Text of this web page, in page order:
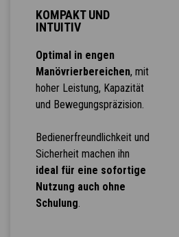
KOMPAKT UND
INTUITIV
Optimal in engen
Manövrierbereichen, mit
hoher Leistung, Kapazität
und Bewegungspräzision.
Bedienerfreundlichkeit und
Sicherheit machen ihn
ideal für eine sofortige
Nutzung auch ohne
Schulung.